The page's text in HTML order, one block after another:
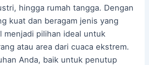
hingga rumah tangga. Dengan
kuat dan beragam jenis yang
menjadi pilihan ideal untuk
atau area dari cuaca ekstrem.
Anda, baik untuk penutup